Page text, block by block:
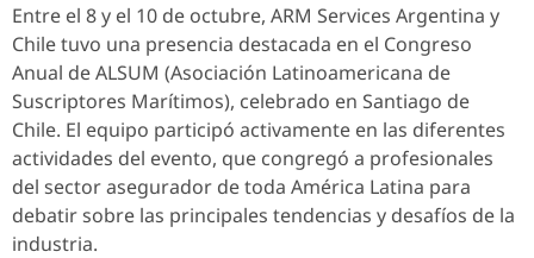
Entre el 8 y el 10 de octubre, ARM Services Argentina y
Chile tuvo una presencia destacada en el Congreso
Anual de ALSUM (Asociación Latinoamericana de
Suscriptores Marítimos), celebrado en Santiago de
Chile. El equipo participó activamente en las diferentes
actividades del evento, que congregó a profesionales
del sector asegurador de toda América Latina para
debatir sobre las principales tendencias y desafíos de la
industria.